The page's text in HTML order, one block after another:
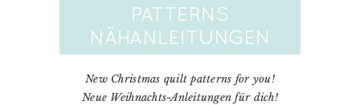
New Christmas quilt patterns for you!
Neue Weihnachts-Anleitungen für dich!